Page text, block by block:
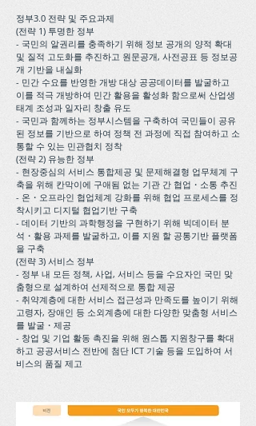
정부3.0 전략 및 주요과제
(전략 1) 투명한 정부
- 국민의 알권리를 충족하기 위해 정보 공개의 양적 확대
및 질적 고도화를 추진하고 원문공개, 사전공표 등 정보공
개 기반을 내실화
- 민간 수요를 반영한 개방 대상 공공데이터를 발굴하고
이를 적극 개방하여 민간 활용을 활성화 함으로써 산업생
태계 조성과 일자리 창출 유도
- 국민과 함께하는 정부시스템을 구축하여 국민들이 공유
된 정보를 기반으로 하여 정책 전 과정에 직접 참여하고 소
통할 수 있는 민관협치 정착
(전략 2) 유능한 정부
- 현장중심의 서비스 통합제공 및 문제해결형 업무체계 구
축을 위해 칸막이에 구애됨 없는 기관 간 협업・소통 추진
- 온・오프라인 협업체계 강화를 위해 협업 프로세스를 정
착시키고 디지털 협업기반 구축
- 데이터 기반의 과학행정을 구현하기 위해 빅데이터 분
석・활용 과제를 발굴하고, 이를 지원 할 공통기반 플랫폼
을 구축
(전략 3) 서비스 정부
- 정부 내 모든 정책, 사업, 서비스 등을 수요자인 국민 맞
춤형으로 설계하여 선제적으로 통합 제공
- 취약계층에 대한 서비스 접근성과 만족도를 높이기 위해
고령자, 장애인 등 소외계층에 대한 다양한 맞춤형 서비스
를 발굴・제공
- 창업 및 기업 활동 촉진을 위해 원스톱 지원창구를 확대
하고 공공서비스 전반에 첨단 ICT 기술 등을 도입하여 서
비스의 품질 제고